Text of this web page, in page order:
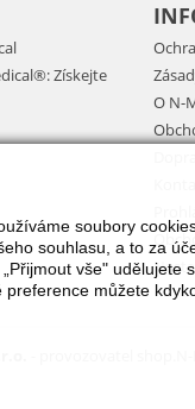
Získejte
O N-
soubory
souhlasu, a to za
vše"
preference můžete
- provozovatel